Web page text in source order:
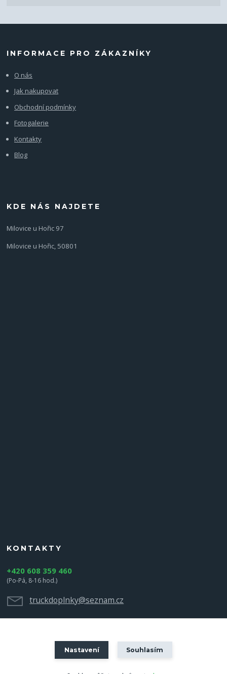
INFORMACE PRO ZÁKAZNÍKY
O nás
Jak nakupovat
Obchodní podmínky
Fotogalerie
Kontakty
Blog
KDE NÁS NAJDETE
Milovice u Hořic 97
Milovice u Hořic, 50801
KONTAKTY
+420 608 359 460
(Po-Pá, 8-16 hod.)
truckdoplnky@seznam.cz
Nastavení Souhlasím